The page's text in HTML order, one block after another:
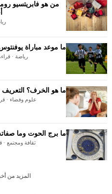
من هو فابريتسيو
ما موعد مباراة
رياضة · قراءة 3
ما هو الخرف؟ التعريف
علوم وفضاء · قراءة 2
ما برج الحوت وما
ثقافة ومجتمع · قراءة
المزيد من